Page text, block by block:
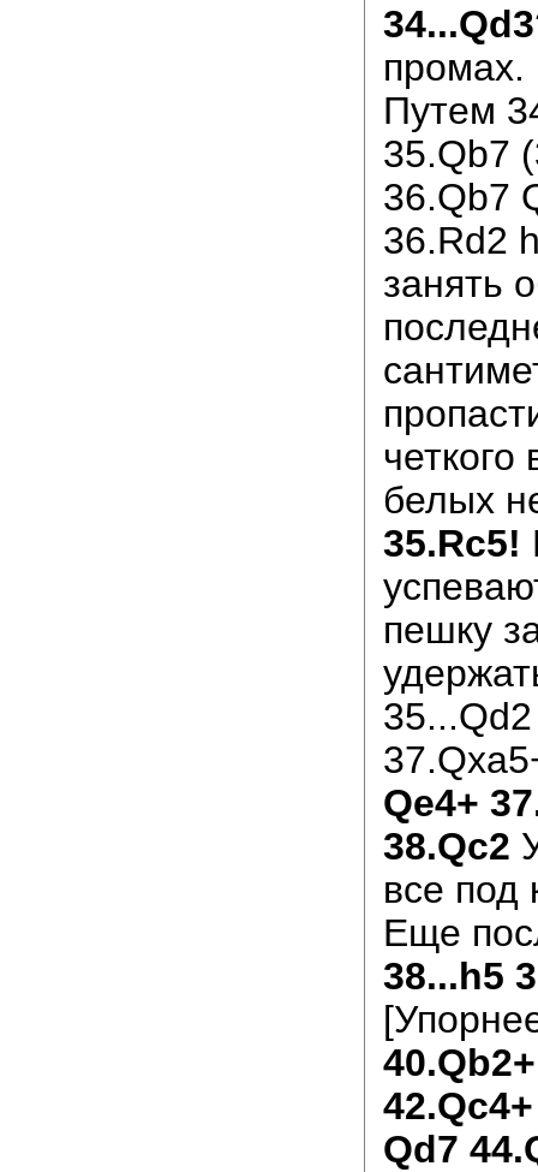
Путем
35.Qb7
36.Qb7
36.Rd2
занять
белых
35.Rc5!
пешку
Qe4+
38.Qc2
все под
Еще
38...h5
Qd7